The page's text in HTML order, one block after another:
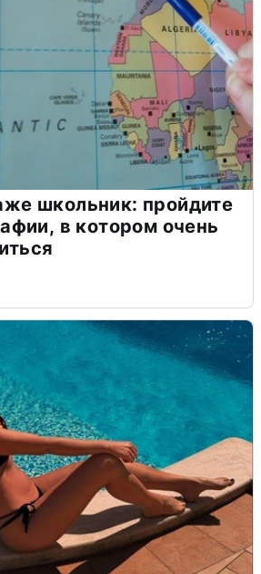
школьник: пройдите
в котором очень